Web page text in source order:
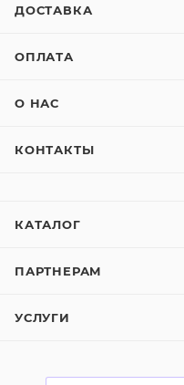
ДОСТАВКА
ОПЛАТА
О НАС
КОНТАКТЫ
КАТАЛОГ
ПАРТНЕРАМ
УСЛУГИ